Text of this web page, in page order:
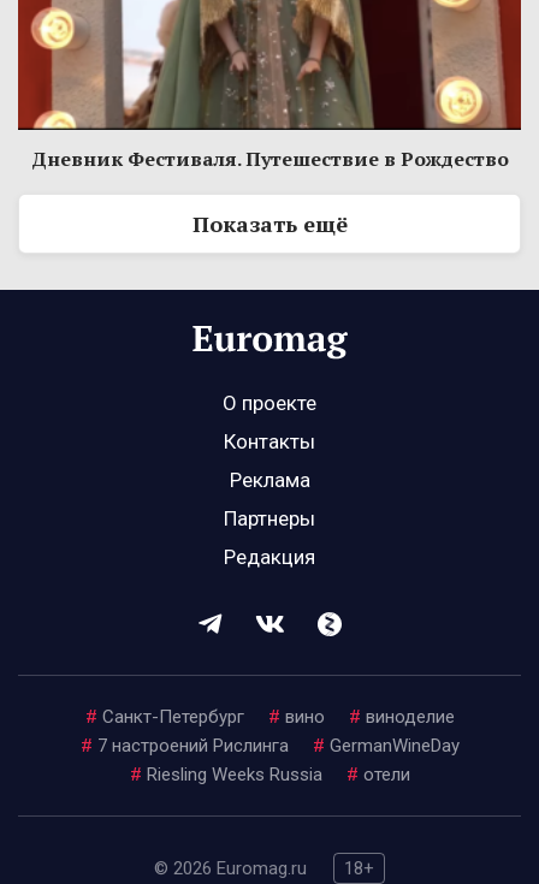
Дневник Фестиваля. Путешествие в Рождество
Показать ещё
О проекте
Контакты
Реклама
Партнеры
Редакция
# Санкт-Петербург # вино # виноделие
# 7 настроений Рислинга # GermanWineDay
# Riesling Weeks Russia # отели
© 2026 Euromag.ru 18+